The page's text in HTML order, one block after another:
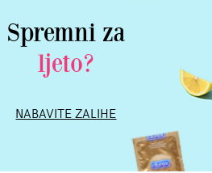
Spremni za
ljeto?
NABAVITE ZALIHE